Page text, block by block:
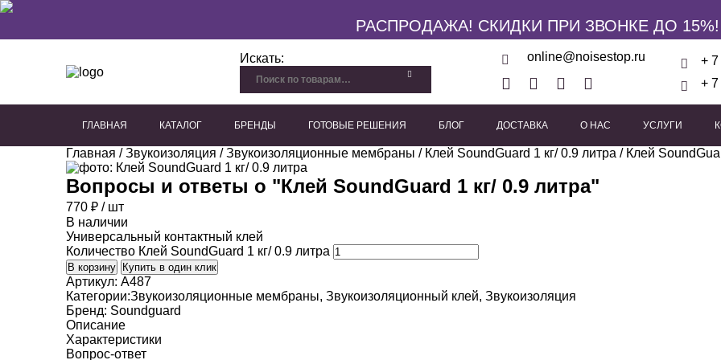
РАСПРОДАЖА! СКИДКИ ПРИ ЗВОНКЕ ДО 15%!
Искать: online@noisestop.ru
+
+
ГЛАВНАЯ КАТАЛОГ БРЕНДЫ ГОТОВЫЕ РЕШЕНИЯ БЛОГ ДОСТАВКА О НАС УСЛУГИ
Главная /Звукоизоляция /Звукоизоляционные мембраны / Клей SoundGuard 1 кг/ 0.9 литра / Клей
Вопросы и ответы о "Клей SoundGuard 1 кг/ 0.9 литра"
770 ₽ / шт
В наличии
Универсальный контактный клей
Количество Клей SoundGuard 1 кг/ 0.9 литра
В корзину Купить в один клик
Артикул: A487
Категории:Звукоизоляционные мембраны, Звукоизоляционный клей, Звукоизоляция
Бренд: Soundguard
Описание
Характеристики
Вопрос-ответ